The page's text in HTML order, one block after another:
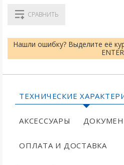
СРАВНИТЬ
Нашли ошибку? Выделите её
ENTER
ТЕХНИЧЕСКИЕ
АКСЕССУАРЫ
ОПЛАТА И ДОСТАВКА